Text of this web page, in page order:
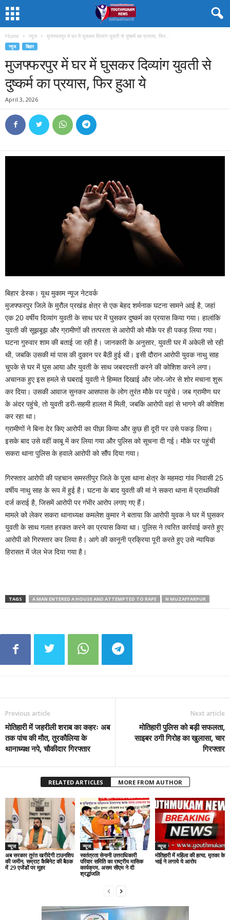
Home न्यूज मुजफ्फरपुर में घर में घुसकर दिव्यांग युवती से दुष्कर्म का प्रयास, फिर...
न्यूज बिहार
मुजफ्फरपुर में घर में घुसकर दिव्यांग युवती से
दुष्कर्म का प्रयास, फिर हुआ ये
April 3, 2026
बिहार डेस्क। यूथ मुकाम न्यूज नेटवर्क
मुजफ्फरपुर जिले के मुरौल प्रखंड क्षेत्र से एक बेहद शर्मनाक घटना सामने आई है, जहां
एक 20 वर्षीय दिव्यांग युवती के साथ घर में घुसकर दुष्कर्म का प्रयास किया गया। हालांकि
युवती की सूझबूझ और ग्रामीणों की तत्परता से आरोपी को मौके पर ही पकड़ लिया गया।
घटना गुरुवार शाम की बताई जा रही है। जानकारी के अनुसार, युवती घर में अकेली सो रही
थी, जबकि उसकी मां पास की दुकान पर बैठी हुई थी। इसी दौरान आरोपी युवक नाथु साह
चुपके से घर में घुस आया और युवती के साथ जबरदस्ती करने की कोशिश करने लगा।
अचानक हुए इस हमले से घबराई युवती ने हिम्मत दिखाई और जोर-जोर से शोर मचाना शुरू
कर दिया। उसकी आवाज सुनकर आसपास के लोग तुरंत मौके पर पहुंचे। जब ग्रामीण घर
के अंदर पहुंचे, तो युवती डरी-सहमी हालत में मिली, जबकि आरोपी वहां से भागने की कोशिश
कर रहा था।
ग्रामीणों ने बिना देर किए आरोपी का पीछा किया और कुछ ही दूरी पर उसे पकड़ लिया।
इसके बाद उसे वहीं काबू में कर लिया गया और पुलिस को सूचना दी गई। मौके पर पहुंची
सकरा थाना पुलिस के हवाले आरोपी को सौंप दिया गया।
गिरफ्तार आरोपी की पहचान समस्तीपुर जिले के पूसा थाना क्षेत्र के महमदा गांव निवासी 25
वर्षीय नाथु साह के रूप में हुई है। घटना के बाद युवती की मां ने सकरा थाना में प्राथमिकी
दर्ज कराई है, जिसमें आरोपी पर गंभीर आरोप लगाए गए हैं।
मामले को लेकर सकरा थानाध्यक्ष कमलेश कुमार ने बताया कि आरोपी युवक ने घर में घुसकर
युवती के साथ गलत हरकत करने का प्रयास किया था। पुलिस ने त्वरित कार्रवाई करते हुए
आरोपी को गिरफ्तार कर लिया है। आगे की कानूनी प्रक्रिया पूरी करते हुए उसे न्यायिक
हिरासत में जेल भेज दिया गया है।
TAGS A MAN ENTERED A HOUSE AND ATTEMPTED TO RAPE N MUZAFFARPUR
Previous article
मोतिहारी में जहरीली शराब का कहरः अब
तक पांच की मौत, तुरकौलिया के
थानाध्यक्ष नपे, चौकीदार गिरफ्तार
Next article
मोतिहारी पुलिस को बड़ी सफलता,
साइबर ठगी गिरोह का खुलासा, चार
गिरफ्तार
RELATED ARTICLES MORE FROM AUTHOR
न्यूज
अब सरकार तुरंत खरीदेगी टाउनशिप
की जमीन, सम्राट कैबिनेट की बैठक
में 29 एजेंडों पर मुहर
न्यूज
स्वतंत्रता सेनानी उत्तराधिकारी
परिवार समिति का राष्ट्रीय मासिक
कार्यक्रम, असम सीएम ने दी
श्रद्धांजलि
न्यूज
मोतिहारी में महिला की हत्या, मृतका के
भाई ने लगाये ये आरोप